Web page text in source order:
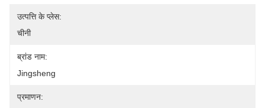
उत्पत्ति के प्लेस:
चीनी
ब्रांड नाम:
Jingsheng
प्रमाणन: